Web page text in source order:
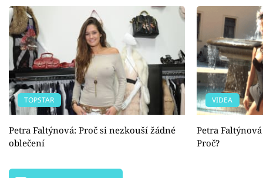
TOPSTAR
Petra Faltýnová: Proč si nezkouší žádné
oblečení
VIDEA
Petra
Proč?